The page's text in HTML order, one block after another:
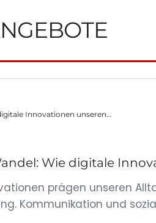
Innovationen unseren…
Wie digitale
prägen unseren
Kommunikation und